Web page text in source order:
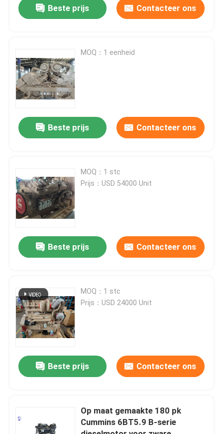
Producten
Over ons
Fabrieksreis
Contacteer ons
Vraag een offerte aan
Deutzmotor
CUMMINS-Motor
Beste prijs Contacteer ons
MOQ：1 eenheid
Beste prijs Contacteer ons
MOQ：1 stc
Prijs：USD 54000 Unit
Beste prijs Contacteer ons
MOQ：1 stc
Prijs：USD 24000 Unit
Beste prijs Contacteer ons
Op maat gemaakte 180 pk
Cummins 6BT5.9 B-serie